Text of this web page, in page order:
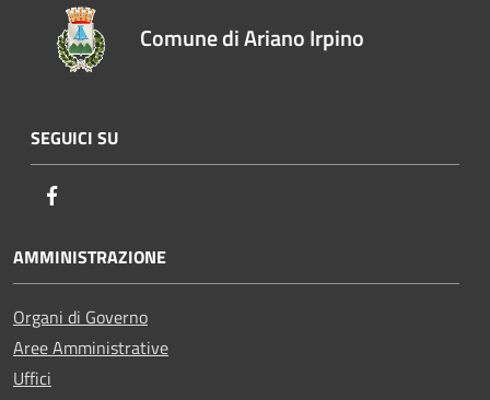
Comune di Ariano Irpino
SEGUICI SU
AMMINISTRAZIONE
Organi di Governo
Aree Amministrative
Uffici